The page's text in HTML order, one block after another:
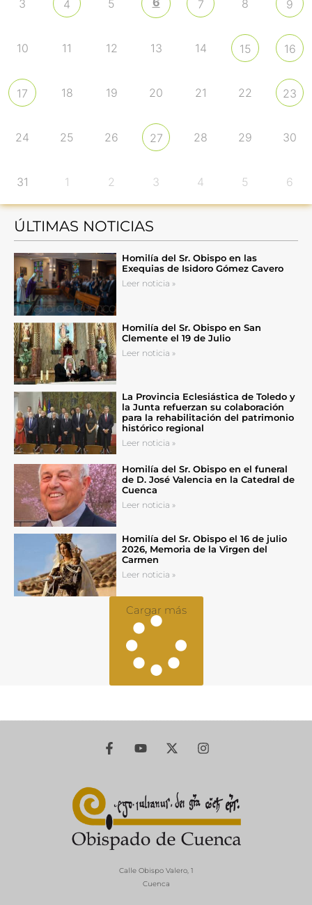
3 4 5 7 8 9
10 11 12 13 14 15 16
17 18 19 20 21 22 23
24 25 26 27 28 29 30
31 1 2 3 4 5 6
ÚLTIMAS NOTICIAS
Homilía del Sr. Obispo en las
Exequias de Isidoro Gómez Cavero
Leer noticia »
Homilía del Sr. Obispo en San
Clemente el 19 de Julio
Leer noticia »
La Provincia Eclesiástica de Toledo y
la Junta refuerzan su colaboración
para la rehabilitación del patrimonio
histórico regional
Leer noticia »
Homilía del Sr. Obispo en el funeral
de D. José Valencia en la Catedral de
Cuenca
Leer noticia »
Homilía del Sr. Obispo el 16 de julio
2026, Memoria de la Virgen del
Carmen
Leer noticia »
Cargar más
Calle Obispo Valero, 1
Cuenca